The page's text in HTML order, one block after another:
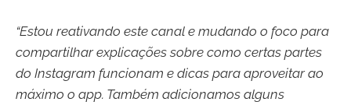
“Estou reativando este canal e mudando o foco para
compartilhar explicações sobre como certas partes
do Instagram funcionam e dicas para aproveitar ao
máximo o app. Também adicionamos alguns